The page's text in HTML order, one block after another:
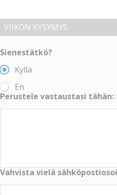
VIIKON KYSYMYS
Sienestätkö?
Kyllä
En
Perustele vastaustasi tähän:
Vahvista vielä